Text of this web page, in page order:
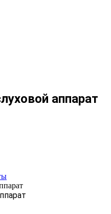
аппарат